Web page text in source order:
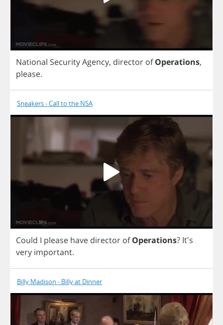
National SecurityAgency, director of Operations,
please.
Sneakers - Call to the NSA
Could I please have director of Operations? It's
very important.
Billy Madison - Billy at Dinner